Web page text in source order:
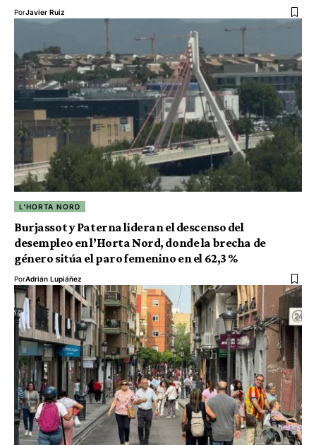
PorJavier Ruiz
L'HORTA NORD
Burjassot y Paterna lideran el descenso del
desempleo en l’Horta Nord, donde la brecha de
género sitúa el paro femenino en el 62,3 %
PorAdrián Lupiáñez